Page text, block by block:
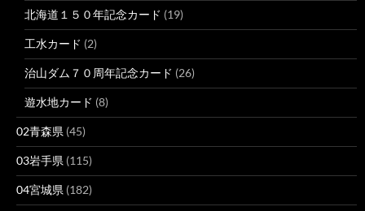
北海道１５０年記念カード (19)
工水カード (2)
治山ダム７０周年記念カード (26)
遊水地カード (8)
02青森県 (45)
03岩手県 (115)
04宮城県 (182)